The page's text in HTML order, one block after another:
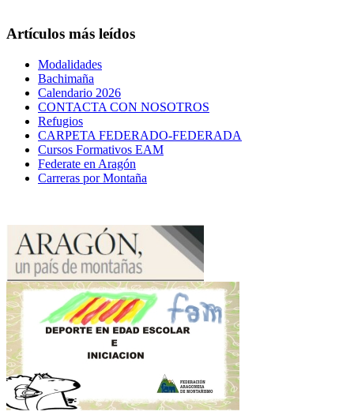
Artículos más leídos
Modalidades
Bachimaña
Calendario 2026
CONTACTA CON NOSOTROS
Refugios
CARPETA FEDERADO-FEDERADA
Cursos Formativos EAM
Federate en Aragón
Carreras por Montaña